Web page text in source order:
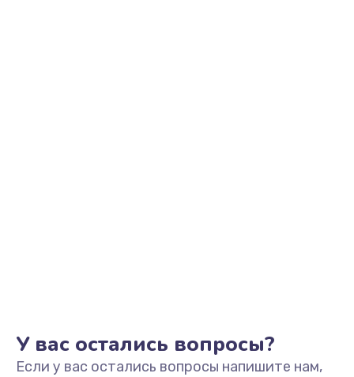
Заказать
У вас остались вопросы?
Если у вас остались вопросы напишите нам,